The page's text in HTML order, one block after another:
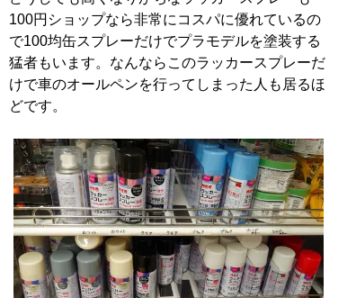
100円ショップなら非常にコスパに優れているの
で100均缶スプレーだけでプラモデルを塗装する
猛者もいます。なんならこのラッカースプレーだ
けで車のオールペンを行ってしまった人も居るほ
どです。